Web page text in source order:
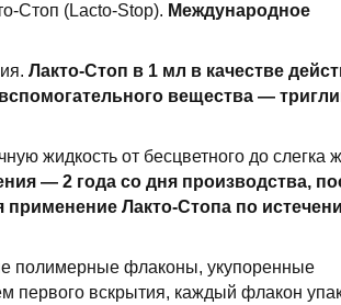
Стоп (Lacto-Stop). Международное
Лакто-Стоп в 1 мл в качестве
вещества —
жидкость от бесцветного до слегка
— 2 года со дня производства,
применение Лакто-Стопа по
полимерные флаконы, укупоренные
первого вскрытия, каждый флакон